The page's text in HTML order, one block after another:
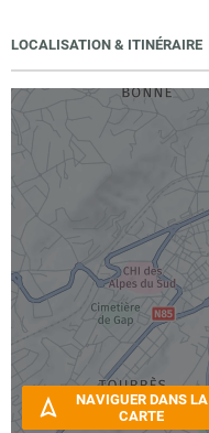
LOCALISATION & ITINÉRAIRE
NAVIGUER DANS LA
CARTE